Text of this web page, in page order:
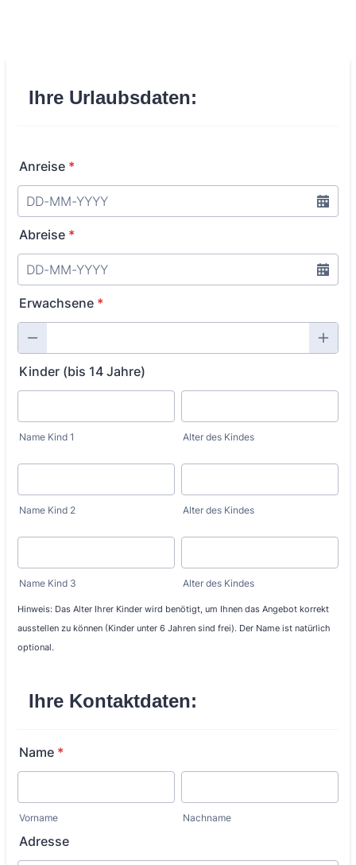
Ihre Urlaubsdaten:
Anreise *
Abreise *
Erwachsene *
Kinder (bis 14 Jahre)
Name Kind 1 Alter des Kindes
Name Kind 2 Alter des Kindes
Name Kind 3 Alter des Kindes
Hinweis: Das Alter Ihrer Kinder wird benötigt, um Ihnen das Angebot korrekt
ausstellen zu können (Kinder unter 6 Jahren sind frei). Der Name ist natürlich
optional.
Ihre Kontaktdaten:
Name *
Vorname Nachname
Adresse